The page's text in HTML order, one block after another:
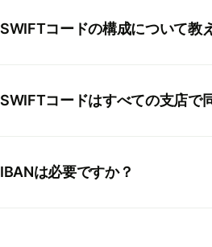
SWIFTコードの構成について教
SWIFTコードはすべての支店で
IBANは必要ですか？